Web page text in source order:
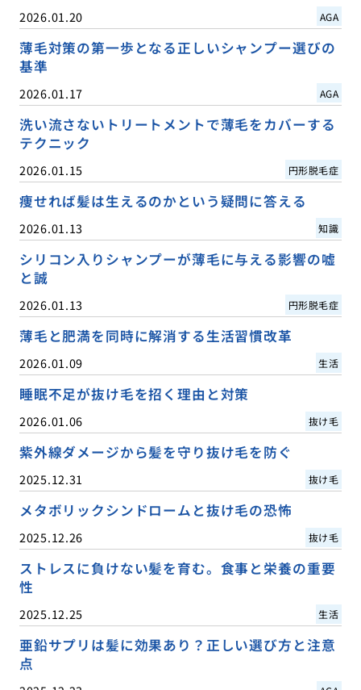
2026.01.20 AGA
薄毛対策の第一歩となる正しいシャンプー選びの
基準
2026.01.17 AGA
洗い流さないトリートメントで薄毛をカバーする
テクニック
2026.01.15 円形脱毛症
痩せれば髪は生えるのかという疑問に答える
2026.01.13 知識
シリコン入りシャンプーが薄毛に与える影響の嘘
と誠
2026.01.13 円形脱毛症
薄毛と肥満を同時に解消する生活習慣改革
2026.01.09 生活
睡眠不足が抜け毛を招く理由と対策
2026.01.06 抜け毛
紫外線ダメージから髪を守り抜け毛を防ぐ
2025.12.31 抜け毛
メタボリックシンドロームと抜け毛の恐怖
2025.12.26 抜け毛
ストレスに負けない髪を育む。食事と栄養の重要
性
2025.12.25 生活
亜鉛サプリは髪に効果あり？正しい選び方と注意
点